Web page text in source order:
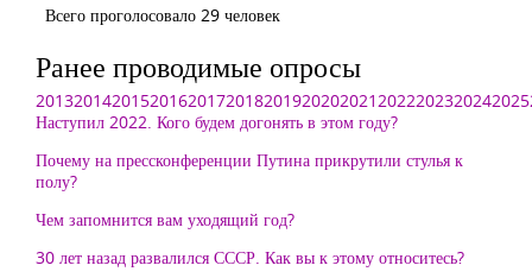
Всего проголосовало 29 человек
Ранее проводимые опросы
2013201420152016201720182019202020212022202320242025
Наступил 2022. Кого будем догонять в этом году?
Почему на прессконференции Путина прикрутили стулья к
полу?
Чем запомнится вам уходящий год?
30 лет назад развалился СССР. Как вы к этому относитесь?